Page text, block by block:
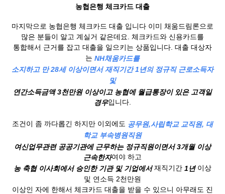
농협은행 체크카드 대출
마지막으로 농협은행 체크카드 대출 입니다 이미 채움드림론으로
많은 분들이 알고 계실거 같은데요. 체크카드와 신용카드를
통합해서 근거를 잡고 대출을 일으키는 상품입니다. 대출 대상자
는 NH채움카드를
소지하고 만 28세 이상이면서 재직기간 1년의 정규직 근로소득자
및
연간소득금액 3천만원 이상이고 농협에 월급통장이 있은 고객일
경우​입니다.
조건이 좀 까다롭긴 하지만 이외에도 ​공무원,사립학교 교직원, 대
학교 부속병원직원
여신업무관련 공공기관에 근무하는 정규직원이면서 3개월 이상
근속한자​여야 하고
​농 축협 이사회에서 승인한 기관 및 기업에서​재직기간 1년 ​이상
및 연소득 2천만원
이상인 자에 한해서 체크카드 대출을 받을 수 있으니 아무래도 진